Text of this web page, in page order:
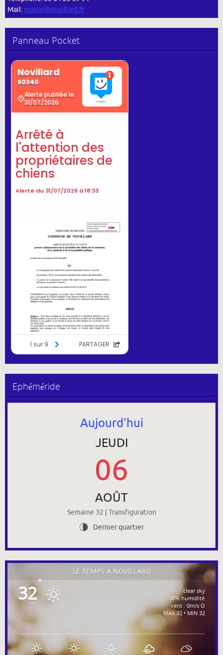
Mail: mairie@novillard.fr
Panneau Pocket
Ephéméride
Aujourd'hui
JEUDI
06
AOÛT
Semaine 32 | Transfiguration
U Dernier quartier
LE TEMPS À NOVILLARD
32°
clear sky
38% humidité
vent : 0m/s O
MAX 32 • MIN 32